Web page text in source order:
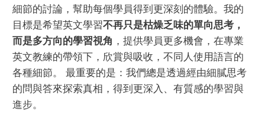
細節的討論，幫助每個學員得到更深刻的體驗。我的
目標是希望英文學習不再只是枯燥乏味的單向思考，
而是多方向的學習視角 ，提供學員更多機會，在專業
英文教練的帶領下，欣賞與吸收，不同人使用語言的
各種細節。 最重要的是：我們總是透過經由細膩思考
的問與答來探索真相，得到更深入、有質感的學習與
進步。